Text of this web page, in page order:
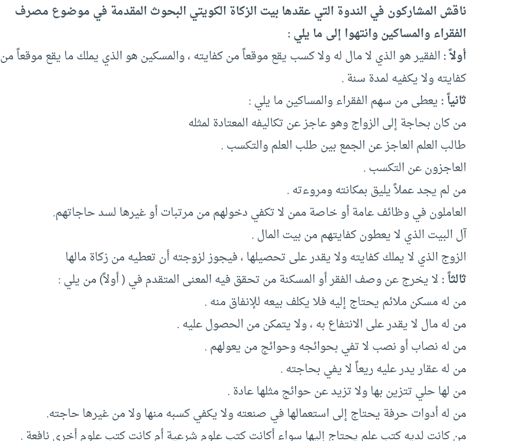
ناقش المشاركون في الندوة التي عقدها بيت الزكاة الكويتي البحوث المقدمة في موضوع مصرف
الفقراء والمساكين وانتهوا إلى ما يلي :
أولاً :الفقير هو الذي لا مال له ولا كسب يقع موقعاً من كفايته ، والمسكين هو الذي يملك ما يقع موقعاً من
كفايته ولا يكفيه لمدة سنة .
ثانياً :يعطى من سهم الفقراء والمساكين ما يلي :
من كان بحاجة إلى الزواج وهو عاجز عن تكاليفه المعتادة لمثله
طالب العلم العاجز عن الجمع بين طلب العلم والتكسب .
العاجزون عن التكسب .
من لم يجد عملاً يليق بمكانته ومروءته .
العاملون في وظائف عامة أو خاصة ممن لا تكفي دخولهم من مرتبات أو غيرها لسد حاجاتهم.
آل البيت الذي لا يعطون كفايتهم من بيت المال .
الزوج الذي لا يملك كفايته ولا يقدر على تحصيلها ، فيجوز لزوجته أن تعطيه من زكاة مالها
ثالثاً :لا يخرج عن وصف الفقر أو المسكنة من تحقق فيه المعنى المتقدم في ( أولاً) من يلي :
من له مسكن ملائم يحتاج إليه فلا يكلف بيعه للإنفاق منه .
من له مال لا يقدر على الانتفاع به ، ولا يتمكن من الحصول عليه .
من له نصاب أو نصب لا تفي بحوائجه وحوائج من يعولهم .
من له عقار يدر عليه ريعاً لا يفي بحاجته .
من لها حلي تتزين بها ولا تزيد عن حوائج مثلها عادة .
من له أدوات حرفة يحتاج إلى استعمالها في صنعته ولا يكفي كسبه منها ولا من غيرها حاجته.
من كانت لديه كتب علم يحتاج إليها سواء أكانت كتب علوم شرعية أم كانت كتب علوم أخرى نافعة .